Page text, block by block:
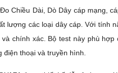
Chiều Dài, Dò Dây cáp mạng,
lượng các loại dây cáp. Với tính
và chính xác. Bộ test này phù
điện thoại và truyền hình.